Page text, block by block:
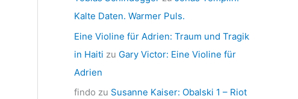
Kalte Daten. Warmer Puls.
Eine Violine für Adrien: Traum und Tragik
in Haiti zu Gary Victor: Eine Violine für
Adrien
findo zu Susanne Kaiser: Obalski 1 – Riot